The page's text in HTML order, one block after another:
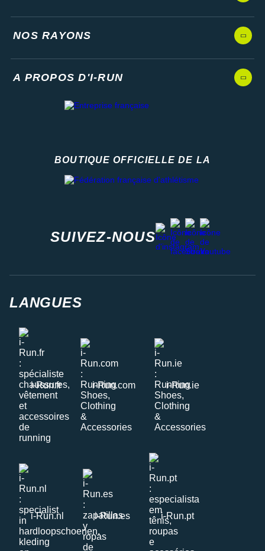
NOS RAYONS
A PROPOS D'I-RUN
BOUTIQUE OFFICIELLE DE LA
SUIVEZ-NOUS
instagram
facebook
stravayoutube
LANGUES
i-Run.fr i-Run.com i-Run.ie
i-Run.nl i-Run.es i-Run.pt